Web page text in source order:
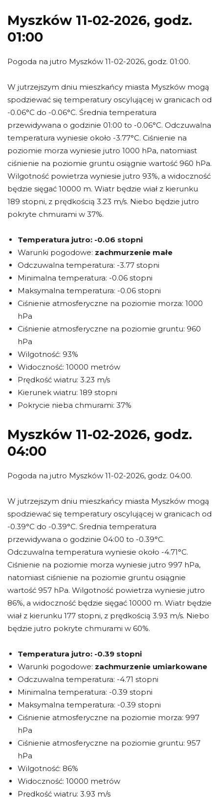
Myszków 11-02-2026, godz.
01:00
Pogoda na jutro Myszków 11-02-2026, godz. 01:00.
W jutrzejszym dniu mieszkańcy miasta Myszków mogą
spodziewać się temperatury oscylującej w granicach od
-0.06°C do -0.06°C. Średnia temperatura
przewidywana o godzinie 01:00 to -0.06°C. Odczuwalna
temperatura wyniesie około -3.77°C. Ciśnienie na
poziomie morza wyniesie jutro 1000 hPa, natomiast
ciśnienie na poziomie gruntu osiągnie wartość 960 hPa.
Wilgotność powietrza wyniesie jutro 93%, a widoczność
będzie sięgać 10000 m. Wiatr będzie wiał z kierunku
189 stopni, z prędkością 3.23 m/s. Niebo będzie jutro
pokryte chmurami w 37%.
Temperatura jutro: -0.06 stopni
Warunki pogodowe: zachmurzenie małe
Odczuwalna temperatura: -3.77 stopni
Minimalna temperatura: -0.06 stopni
Maksymalna temperatura: -0.06 stopni
Ciśnienie atmosferyczne na poziomie morza: 1000
hPa
Ciśnienie atmosferyczne na poziomie gruntu: 960
hPa
Wilgotność: 93%
Widoczność: 10000 metrów
Prędkość wiatru: 3.23 m/s
Kierunek wiatru: 189 stopni
Pokrycie nieba chmurami: 37%
Myszków 11-02-2026, godz.
04:00
Pogoda na jutro Myszków 11-02-2026, godz. 04:00.
W jutrzejszym dniu mieszkańcy miasta Myszków mogą
spodziewać się temperatury oscylującej w granicach od
-0.39°C do -0.39°C. Średnia temperatura
przewidywana o godzinie 04:00 to -0.39°C.
Odczuwalna temperatura wyniesie około -4.71°C.
Ciśnienie na poziomie morza wyniesie jutro 997 hPa,
natomiast ciśnienie na poziomie gruntu osiągnie
wartość 957 hPa. Wilgotność powietrza wyniesie jutro
86%, a widoczność będzie sięgać 10000 m. Wiatr będzie
wiał z kierunku 177 stopni, z prędkością 3.93 m/s. Niebo
będzie jutro pokryte chmurami w 60%.
Temperatura jutro: -0.39 stopni
Warunki pogodowe: zachmurzenie umiarkowane
Odczuwalna temperatura: -4.71 stopni
Minimalna temperatura: -0.39 stopni
Maksymalna temperatura: -0.39 stopni
Ciśnienie atmosferyczne na poziomie morza: 997
hPa
Ciśnienie atmosferyczne na poziomie gruntu: 957
hPa
Wilgotność: 86%
Widoczność: 10000 metrów
Prędkość wiatru: 3.93 m/s